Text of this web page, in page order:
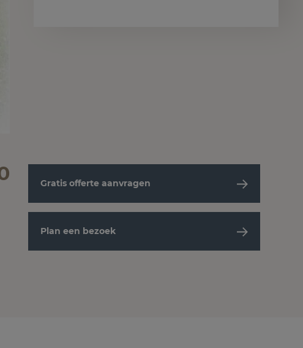
Gratis offerte aanvragen
Plan een bezoek